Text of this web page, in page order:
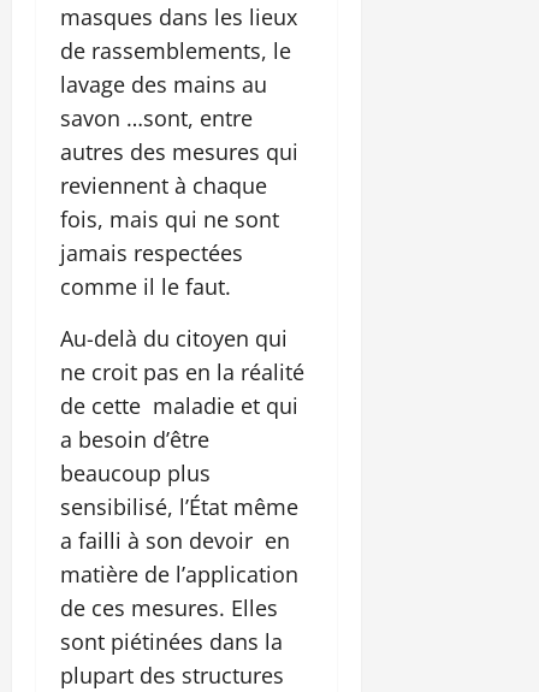
masques dans les lieux
de rassemblements, le
lavage des mains au
savon …sont, entre
autres des mesures qui
reviennent à chaque
fois, mais qui ne sont
jamais respectées
comme il le faut.
Au-delà du citoyen qui
ne croit pas en la réalité
de cette maladie et qui
a besoin d’être
beaucoup plus
sensibilisé, l’État même
a failli à son devoir en
matière de l’application
de ces mesures. Elles
sont piétinées dans la
plupart des structures